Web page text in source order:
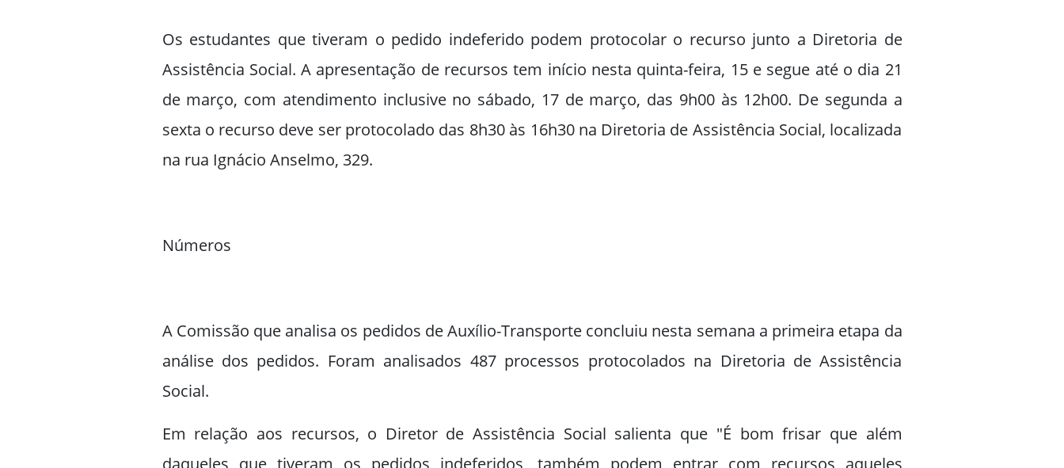
Os estudantes que tiveram o pedido indeferido podem protocolar o recurso junto a Diretoria de
Assistência Social. A apresentação de recursos tem início nesta quinta-feira, 15 e segue até o dia 21
de março, com atendimento inclusive no sábado, 17 de março, das 9h00 às 12h00. De segunda a
sexta o recurso deve ser protocolado das 8h30 às 16h30 na Diretoria de Assistência Social, localizada
na rua Ignácio Anselmo, 329.
Números
A Comissão que analisa os pedidos de Auxílio-Transporte concluiu nesta semana a primeira etapa da
análise dos pedidos. Foram analisados 487 processos protocolados na Diretoria de Assistência
Social.
Em relação aos recursos, o Diretor de Assistência Social salienta que "É bom frisar que além